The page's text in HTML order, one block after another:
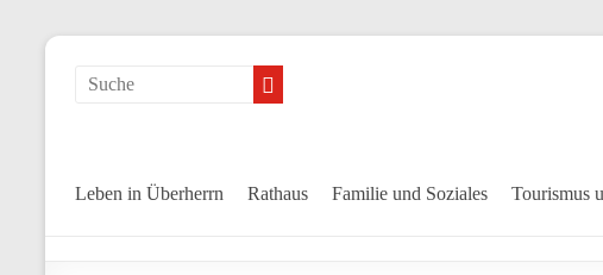
Leben in Überherrn Rathaus Familie und Soziales Tourismus